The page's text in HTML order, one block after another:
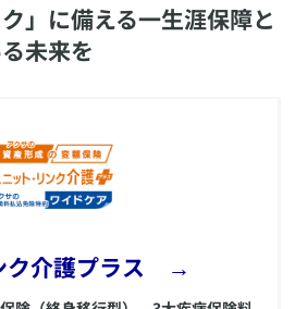
ク」に備える一生涯保障と
未来を
ク介護プラス →